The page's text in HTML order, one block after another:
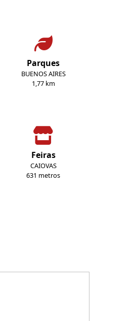
Parques
BUENOS AIRES
1,77 km
Feiras
CAIOVAS
631 metros